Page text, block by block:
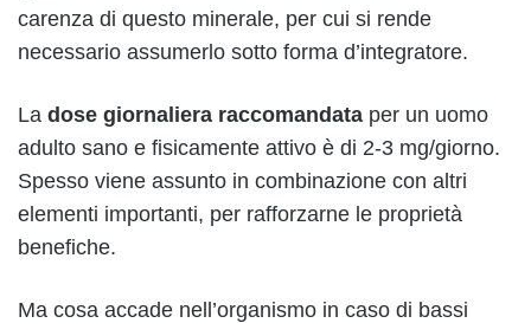
carenza di questo minerale, per cui si rende
necessario assumerlo sotto forma d’integratore.
La dose giornaliera raccomandata per un uomo
adulto sano e fisicamente attivo è di 2-3 mg/giorno.
Spesso viene assunto in combinazione con altri
elementi importanti, per rafforzarne le proprietà
benefiche.
Ma cosa accade nell’organismo in caso di bassi